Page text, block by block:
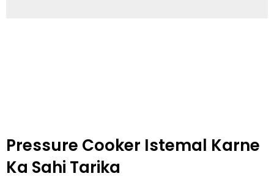
Pressure Cooker Istemal Karne
Ka Sahi Tarika